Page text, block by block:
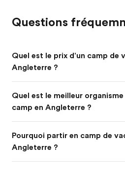
Questions
Quel est le prix d'un camp de
Angleterre ?
Quel est le meilleur
camp en Angleterre ?
Pourquoi partir en camp de
Angleterre ?